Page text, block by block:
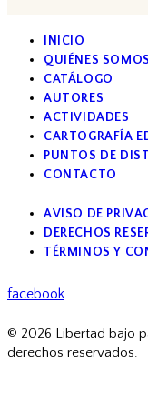
INICIO
QUIÉNES SOMOS
CATÁLOGO
AUTORES
ACTIVIDADES
CARTOGRAFÍA
PUNTOS DE
CONTACTO
AVISO DE
DERECHOS
TÉRMINOS Y
facebook
© 2026 Libertad bajo
derechos reservados.